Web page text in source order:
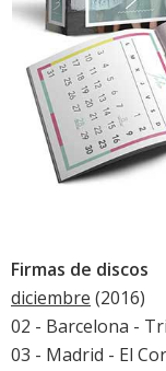
Firmas de discos
diciembre (2016)
02 - Barcelona -
03 - Madrid - El